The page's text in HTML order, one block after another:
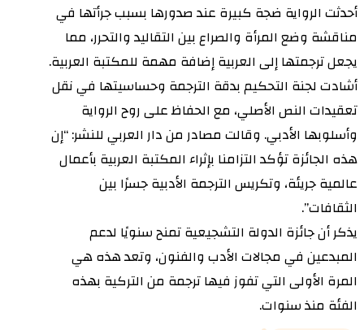
أحدثت الرواية ضجة كبيرة عند صدورها بسبب جرأتها في
مناقشة وضع المرأة والصراع بين التقاليد والتحرر، مما
يجعل ترجمتها إلى العربية إضافة مهمة للمكتبة العربية.
أشادت لجنة التحكيم بدقة الترجمة وحساسيتها في نقل
تعقيدات النص الأصلي، مع الحفاظ على روح الرواية
وأسلوبها الأدبي. وقالت مصادر من دار العربي للنشر: “إن
هذه الجائزة تؤكد التزامنا بإثراء المكتبة العربية بأعمال
عالمية جريئة، وتكريس الترجمة الأدبية جسرًا بين
الثقافات”.
يذكر أن جائزة الدولة التشجيعية تمنح سنويًا لدعم
المبدعين في مجالات الأدب والفنون، وتعد هذه هي
المرة الأولى التي تفوز فيها ترجمة من التركية بهذه
الفئة منذ سنوات.